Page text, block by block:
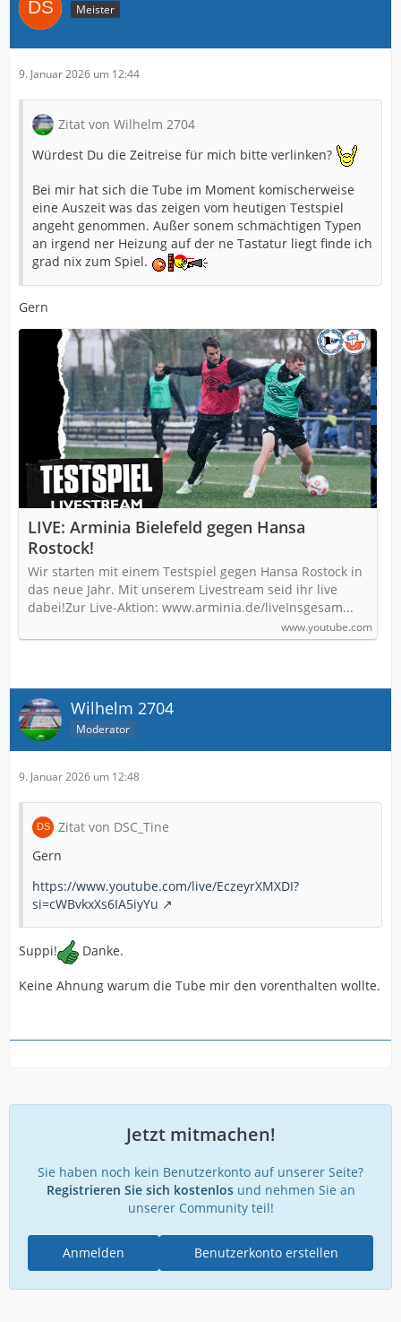
Meister
9. Januar 2026 um 12:44
Zitat von Wilhelm 2704
Würdest Du die Zeitreise für mich bitte verlinken?
Bei mir hat sich die Tube im Moment komischerweise
eine Auszeit was das zeigen vom heutigen Testspiel
angeht genommen. Außer sonem schmächtigen Typen
an irgend ner Heizung auf der ne Tastatur liegt finde ich
grad nix zum Spiel.
Gern
LIVE: Arminia Bielefeld gegen Hansa
Rostock!
Wir starten mit einem Testspiel gegen Hansa Rostock in
das neue Jahr. Mit unserem Livestream seid ihr live
dabei!Zur Live-Aktion: www.arminia.de/liveInsgesam...
www.youtube.com
Wilhelm 2704
Moderator
9. Januar 2026 um 12:48
Zitat von DSC_Tine
Gern
https://www.youtube.com/live/EczeyrXMXDI?
si=cWBvkxXs6IA5iyYu
Suppi! Danke.
Keine Ahnung warum die Tube mir den vorenthalten wollte.
Jetzt mitmachen!
Sie haben noch kein Benutzerkonto auf unserer Seite?
Registrieren Sie sich kostenlosund nehmen Sie an
unserer Community teil!
Benutzerkonto erstellen
Anmelden